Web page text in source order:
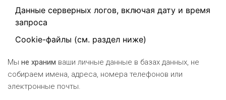
Данные серверных логов, включая дату и время
запроса
Cookie-файлы (см. раздел ниже)
Мы не храним ваши личные данные в базах данных, не
собираем имена, адреса, номера телефонов или
электронные почты.